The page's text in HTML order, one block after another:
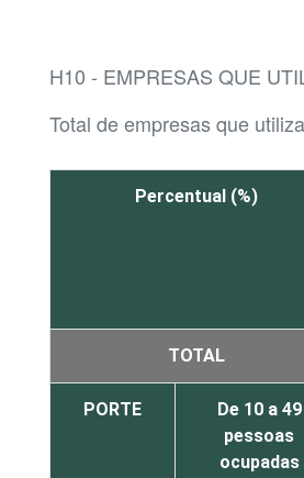
H10 - EMPRESAS QUE
Total de empresas que
Percentual (%)
TOTAL
PORTE
De 10 a 49
pessoas
ocupadas